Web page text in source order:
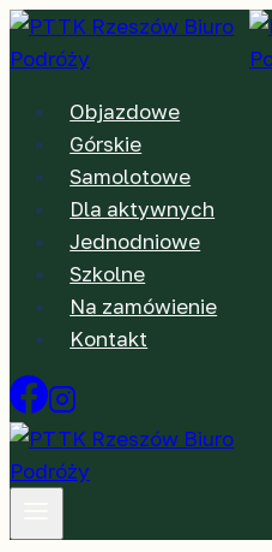
Przejdź
do
Objazdowe
Górskie
Samolotowe
Dla aktywnych
Jednodniowe
Szkolne
Na zamówienie
Kontakt